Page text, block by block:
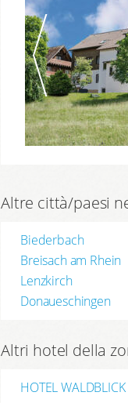
Altre città/paesi
Biederbach
Breisach am Rhein
Lenzkirch
Donaueschingen
Altri hotel della
HOTEL WALDBLICK